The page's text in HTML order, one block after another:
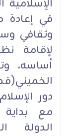
الإسلامية
في إعادة
وثقافي
لإقامة
أساسه،
دور
مع
الدولة